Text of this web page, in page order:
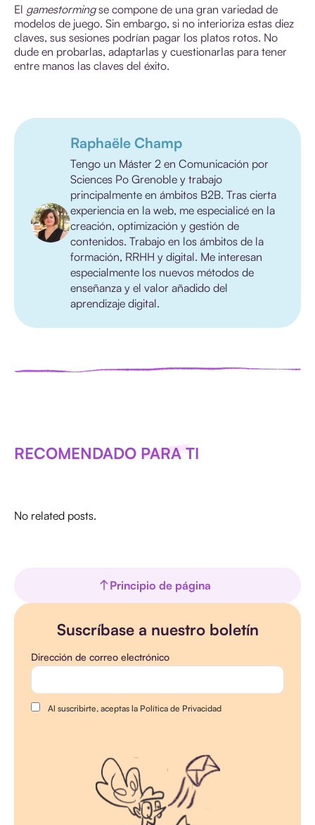
El gamestormingse compone de una gran variedad de
modelos de juego. Sin embargo, si no interioriza estas diez
claves, sus sesiones podrían pagar los platos rotos. No
dude en probarlas, adaptarlas y cuestionarlas para tener
entre manos las claves del éxito.
Raphaële Champ
Tengo un Máster 2 en Comunicación por
Sciences Po Grenoble y trabajo
principalmente en ámbitos B2B. Tras cierta
experiencia en la web, me especialicé en la
creación, optimización y gestión de
contenidos. Trabajo en los ámbitos de la
formación, RRHH y digital. Me interesan
especialmente los nuevos métodos de
enseñanza y el valor añadido del
aprendizaje digital.
RECOMENDADO PARA TI
No related posts.
Principio de página
Suscríbase a nuestro boletín
Dirección de correo electrónico
Al suscribirte, aceptas la Política de Privacidad